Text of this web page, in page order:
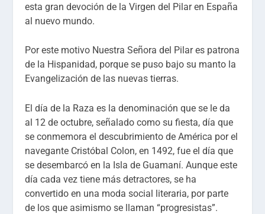
esta gran devoción de la Virgen del Pilar en España
al nuevo mundo.
Por este motivo Nuestra Señora del Pilar es patrona
de la Hispanidad, porque se puso bajo su manto la
Evangelización de las nuevas tierras.
El día de la Raza es la denominación que se le da
al 12 de octubre, señalado como su fiesta, día que
se conmemora el descubrimiento de América por el
navegante Cristóbal Colon, en 1492, fue el día que
se desembarcó en la Isla de Guamaní. Aunque este
día cada vez tiene más detractores, se ha
convertido en una moda social literaria, por parte
de los que asimismo se llaman “progresistas”.